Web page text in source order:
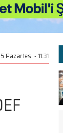
Pazartesi - 11:31